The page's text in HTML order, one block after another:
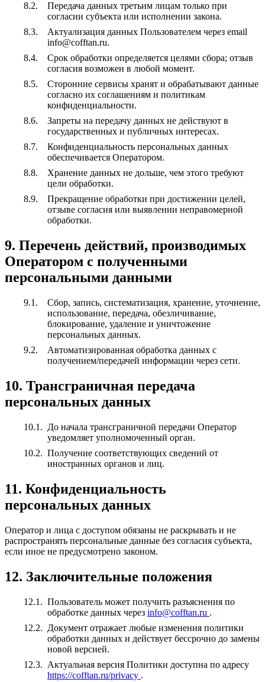
Передача данных третьим лицам только при
согласии субъекта или исполнении закона.
Актуализация данных Пользователем через email
info@cofftan.ru.
Срок обработки определяется целями сбора; отзыв
согласия возможен в любой момент.
Сторонние сервисы хранят и обрабатывают данные
согласно их соглашениям и политикам
конфиденциальности.
Запреты на передачу данных не действуют в
государственных и публичных интересах.
Конфиденциальность персональных данных
обеспечивается Оператором.
Хранение данных не дольше, чем этого требуют
цели обработки.
Прекращение обработки при достижении целей,
отзыве согласия или выявлении неправомерной
обработки.
9. Перечень действий, производимых
Оператором с полученными
персональными данными
Сбор, запись, систематизация, хранение, уточнение,
использование, передача, обезличивание,
блокирование, удаление и уничтожение
персональных данных.
Автоматизированная обработка данных с
получением/передачей информации через сети.
10. Трансграничная передача
персональных данных
До начала трансграничной передачи Оператор
уведомляет уполномоченный орган.
Получение соответствующих сведений от
иностранных органов и лиц.
11. Конфиденциальность
персональных данных
Оператор и лица с доступом обязаны не раскрывать и не
распространять персональные данные без согласия субъекта,
если иное не предусмотрено законом.
12. Заключительные положения
Пользователь может получить разъяснения по
обработке данных через info@cofftan.ru .
Документ отражает любые изменения политики
обработки данных и действует бессрочно до замены
новой версией.
Актуальная версия Политики доступна по адресу
https://cofftan.ru/privacy .